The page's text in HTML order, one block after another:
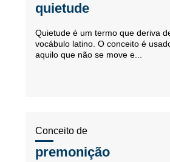
quietude
Quietude é um termo que deriva
vocábulo latino. O conceito é
aquilo que não se move e...
Conceito de
premonição